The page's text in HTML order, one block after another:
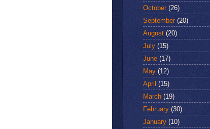
October(26)
September(20)
August (20)
July (15)
June (17)
May (12)
April (15)
March (19)
February (30)
January (10)